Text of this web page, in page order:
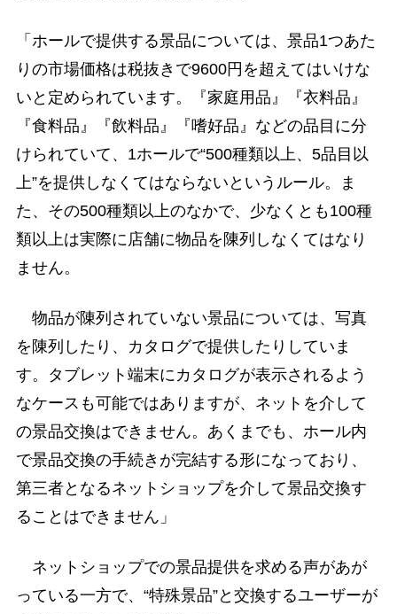
「ホールで提供する景品については、景品1つあた
りの市場価格は税抜きで9600円を超えてはいけな
いと定められています。『家庭用品』『衣料品』
『食料品』『飲料品』『嗜好品』などの品目に分
けられていて、1ホールで“500種類以上、5品目以
上”を提供しなくてはならないというルール。ま
た、その500種類以上のなかで、少なくとも100種
類以上は実際に店舗に物品を陳列しなくてはなり
ません。
物品が陳列されていない景品については、写真
を陳列したり、カタログで提供したりしていま
す。タブレット端末にカタログが表示されるよう
なケースも可能ではありますが、ネットを介して
の景品交換はできません。あくまでも、ホール内
で景品交換の手続きが完結する形になっており、
第三者となるネットショップを介して景品交換す
ることはできません」
ネットショップでの景品提供を求める声があが
っている一方で、“特殊景品”と交換するユーザーが